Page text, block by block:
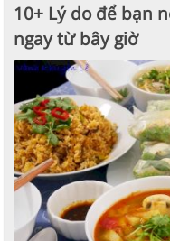
10+ Lý do để bạn
ngay từ bây giờ